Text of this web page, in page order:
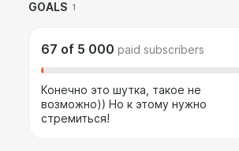
GOALS 1
67 of 5 000 paid subscribers
Конечно это шутка, такое не
возможно)) Но к этому нужно
стремиться!